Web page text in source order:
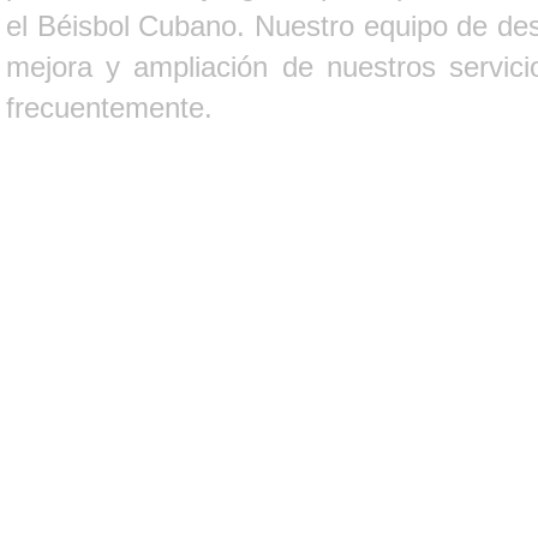
el Béisbol Cubano. Nuestro equipo de
mejora y ampliación de nuestros
frecuentemente.